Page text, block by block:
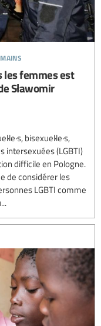
les femmes est
Sławomir
bisexuel·le·s,
intersexuées (LGBTI)
difficile en Pologne.
de considérer les
LGBTI comme